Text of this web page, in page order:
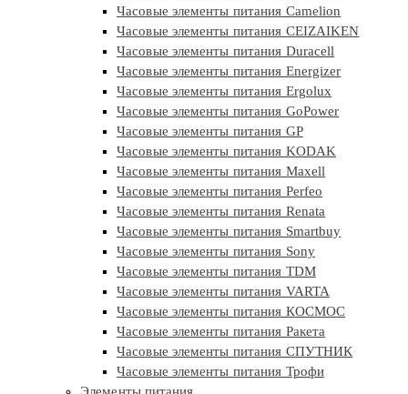
Часовые элементы питания Camelion
Часовые элементы питания CEIZAIKEN
Часовые элементы питания Duracell
Часовые элементы питания Energizer
Часовые элементы питания Ergolux
Часовые элементы питания GoPower
Часовые элементы питания GP
Часовые элементы питания KODAK
Часовые элементы питания Maxell
Часовые элементы питания Perfeo
Часовые элементы питания Renata
Часовые элементы питания Smartbuy
Часовые элементы питания Sony
Часовые элементы питания TDM
Часовые элементы питания VARTA
Часовые элементы питания КОСМОС
Часовые элементы питания Ракета
Часовые элементы питания СПУТНИК
Часовые элементы питания Трофи